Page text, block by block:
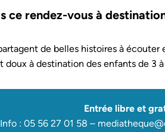
ce rendez-vous à
de belles histoires à écouter
doux à destination des enfants de 3
Entrée libre et
Info : 05 56 27 01 58 –